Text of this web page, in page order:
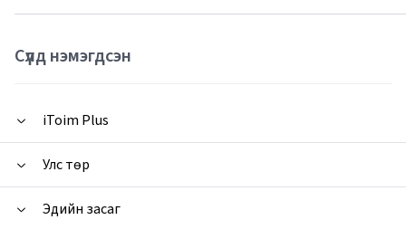
Сүүлд нэмэгдсэн
iToim Plus
Улс төр
Эдийн засаг